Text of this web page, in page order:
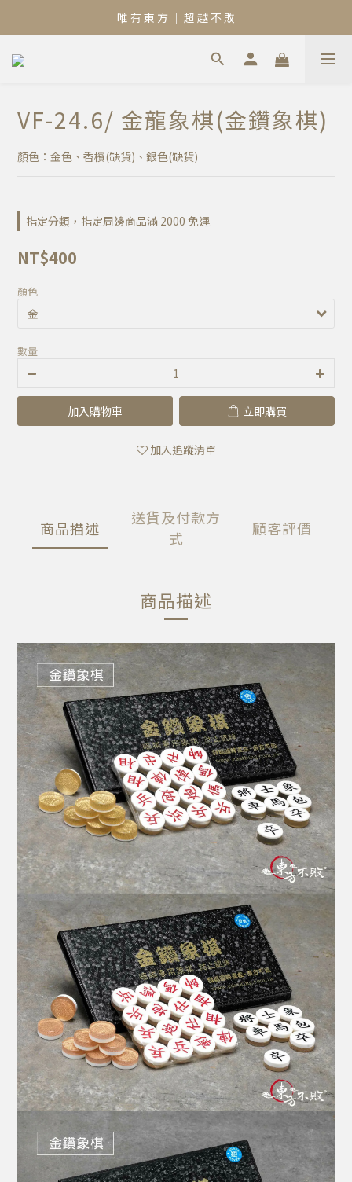
唯 有 東 方 ｜ 超 越 不 敗
VF-24.6/ 金龍象棋(金鑽象棋)
顏色：金色、香檳(缺貨)、銀色(缺貨)
指定分類，指定周邊商品滿 2000 免運
NT$400
顏色
數量
加入購物車 立即購買
加入追蹤清單
商品描述
送貨及付款方
式
顧客評價
商品描述